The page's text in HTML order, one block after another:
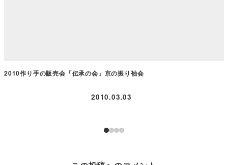
2010作り手の販売会「伝承の会」京の振り袖会
2010.03.03